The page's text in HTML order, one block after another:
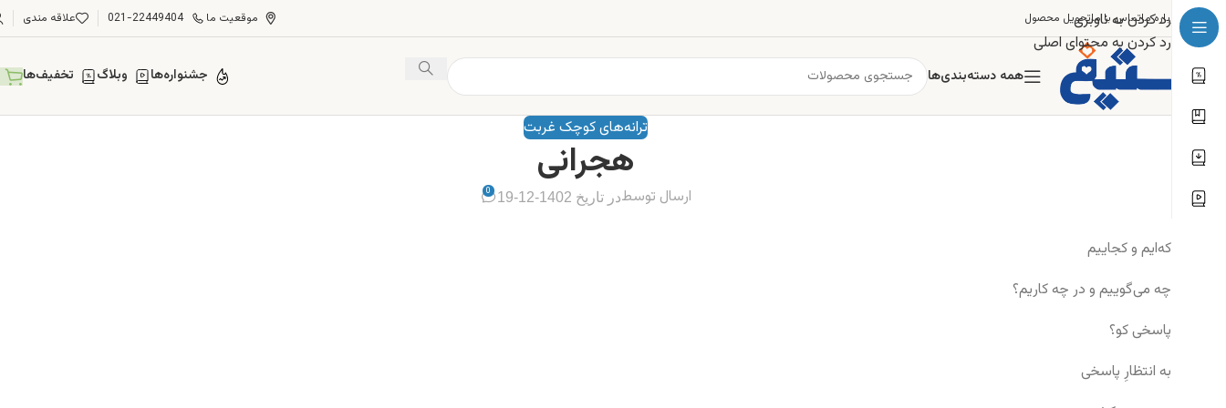
رد کردن به ناوبری
رد کردن به محتوای اصلی
درباره ماتماس با ماتحویل محصول موقعیت ما 021-22449404 علاقه مندی
همه دسته‌بندی‌ها جشنواره‌ها وبلاگ تخفیف‌ها
ترانه‌های کوچک غربت
هجرانی
ارسال توسطدر تاریخ 1402-12-19 0
که‌ایم و کجاییم
چه می‌گوییم و در چه کاریم؟
پاسخی کو؟
به انتظارِ پاسخی